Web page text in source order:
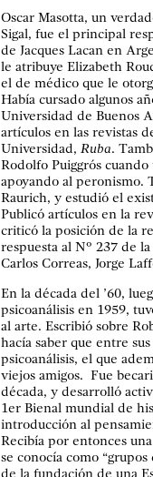
Oscar Masotta, un
Sigal, fue el principal
de Jacques Lacan en
le atribuye Elizabeth
el de médico que le
Había cursado algunos
Universidad de Buenos
artículos en las revistas
Universidad, Ruba.
Rodolfo Puiggrós
apoyando al peronismo.
Raurich, y estudió el
Publicó artículos en la
criticó la posición de la
respuesta al Nº 237 de
Carlos Correas, Jorge
En la década del ’60,
psicoanálisis en 1959,
al arte. Escribió sobre
hacía saber que entre
psicoanálisis, el que
viejos amigos. Fue
década, y desarrolló
1er Bienal mundial de
introducción al
Recibía por entonces
se conocía como